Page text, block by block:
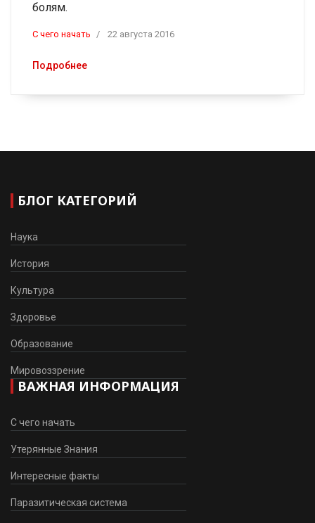
болям.
C чего начать 22 августа 2016
Подробнее
БЛОГ КАТЕГОРИЙ
Наука
История
Культура
Здоровье
Образование
Мировоззрение
ВАЖНАЯ ИНФОРМАЦИЯ
С чего начать
Утерянные Знания
Интересные факты
Паразитическая система